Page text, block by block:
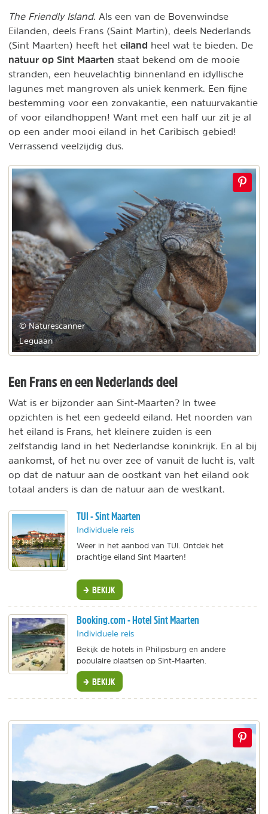
The Friendly Island. Als een van de Bovenwindse
Eilanden, deels Frans (Saint Martin), deels Nederlands
(Sint Maarten) heeft het eiland heel wat te bieden. De
natuur op Sint Maarten staat bekend om de mooie
stranden, een heuvelachtig binnenland en idyllische
lagunes met mangroven als uniek kenmerk. Een fijne
bestemming voor een zonvakantie, een natuurvakantie
of voor eilandhoppen! Want met een half uur zit je al
op een ander mooi eiland in het Caribisch gebied!
Verrassend veelzijdig dus.
© Naturescanner
Leguaan
Een Frans en een Nederlands deel
Wat is er bijzonder aan Sint-Maarten? In twee
opzichten is het een gedeeld eiland. Het noorden van
het eiland is Frans, het kleinere zuiden is een
zelfstandig land in het Nederlandse koninkrijk. En al bij
aankomst, of het nu over zee of vanuit de lucht is, valt
op dat de natuur aan de oostkant van het eiland ook
totaal anders is dan de natuur aan de westkant.
TUI - Sint Maarten
Individuele reis
Weer in het aanbod van TUI. Ontdek het
prachtige eiland Sint Maarten!
BEKIJK
Booking.com - Hotel Sint Maarten
Individuele reis
Bekijk de hotels in Philipsburg en andere
populaire plaatsen op Sint-Maarten.
BEKIJK